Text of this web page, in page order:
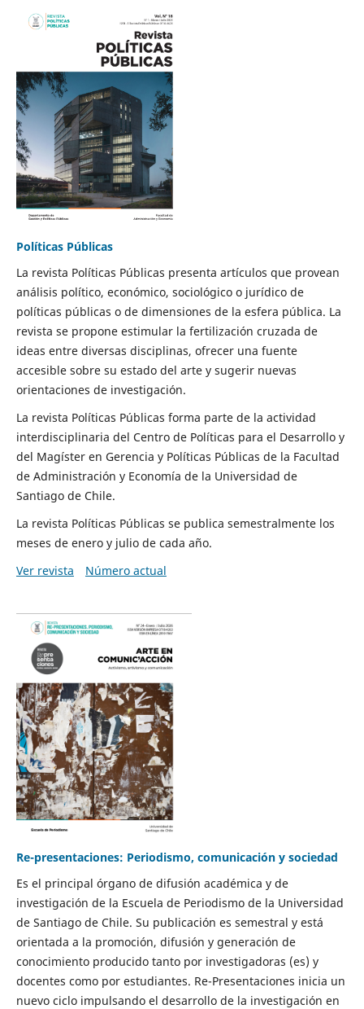
Políticas Públicas
La revista Políticas Públicas presenta artículos que provean
análisis político, económico, sociológico o jurídico de
políticas públicas o de dimensiones de la esfera pública. La
revista se propone estimular la fertilización cruzada de
ideas entre diversas disciplinas, ofrecer una fuente
accesible sobre su estado del arte y sugerir nuevas
orientaciones de investigación.
La revista Políticas Públicas forma parte de la actividad
interdisciplinaria del Centro de Políticas para el Desarrollo y
del Magíster en Gerencia y Políticas Públicas de la Facultad
de Administración y Economía de la Universidad de
Santiago de Chile.
La revista Políticas Públicas se publica semestralmente los
meses de enero y julio de cada año.
Ver revista
Número actual
Re-presentaciones: Periodismo, comunicación y sociedad
Es el principal órgano de difusión académica y de
investigación de la Escuela de Periodismo de la Universidad
de Santiago de Chile. Su publicación es semestral y está
orientada a la promoción, difusión y generación de
conocimiento producido tanto por investigadoras (es) y
docentes como por estudiantes. Re-Presentaciones inicia un
nuevo ciclo impulsando el desarrollo de la investigación en